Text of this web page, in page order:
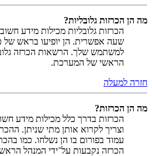
מה הן הכרזות גלובליות?
הכרזות גלובליות מכילות מידע
שעה אפשרית. הן יופיעו בראש של
למשתמש שלך. הרשאות הכרזה
הראשי של המערכת.
חזרה למעלה
מה הן הכרזות?
הכרזות בדרך כלל מכילות מידע
וצריך לקרוא אותן מתי שניתן.
עמוד בפורום בו הן נשלחו. כמו
הכרזה נקבעות על־ידי המנהל